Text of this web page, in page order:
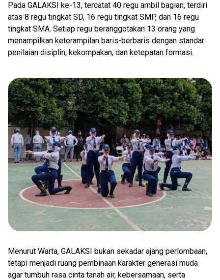
Pada GALAKSI ke-13, tercatat 40 regu ambil bagian, terdiri
atas 8 regu tingkat SD, 16 regu tingkat SMP, dan 16 regu
tingkat SMA. Setiap regu beranggotakan 13 orang yang
menampilkan keterampilan baris-berbaris dengan standar
penilaian disiplin, kekompakan, dan ketepatan formasi.
Menurut Warta, GALAKSI bukan sekadar ajang perlombaan,
tetapi menjadi ruang pembinaan karakter generasi muda
agar tumbuh rasa cinta tanah air, kebersamaan, serta